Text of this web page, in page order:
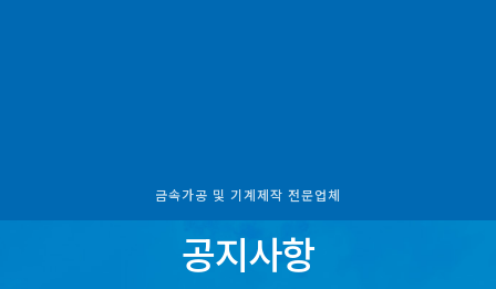
금속가공 및 기계제작 전문업체
공지사항